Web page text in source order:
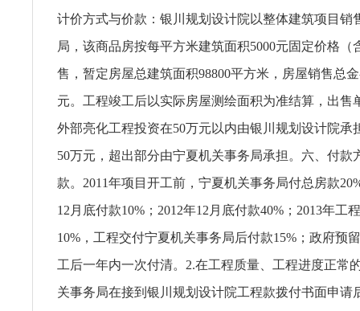
计价方式与价款：银川规划设计院以整体建筑项目销
局，该商品房按每平方米建筑面积5000元固定价格（
售，暂定房屋总建筑面积98800平方米，房屋销售总
元。工程竣工后以实际房屋测绘面积为准结算，出售
外部亮化工程投资在50万元以内由银川规划设计院承
50万元，超出部分由宁夏机关事务局承担。六、付款
款。2011年项目开工前，宁夏机关事务局付总房款
12月底付款10%；2012年12月底付款40%；2013年工
10%，工程交付宁夏机关事务局后付款15%；政府预
工后一年内一次付清。2.在工程质量、工程进度正常
关事务局在接到银川规划设计院工程款拨付书面申请